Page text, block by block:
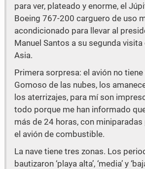
para ver, plateado y enorme, el
Boeing 767-200 carguero de uso
acondicionado para llevar al
Manuel Santos a su segunda
Asia.
Primera sorpresa: el avión no tiene
Gomoso de las nubes, los
los aterrizajes, para mí son
todo porque me han informado
más de 24 horas, con
el avión de combustible.
La nave tiene tres zonas. Los
bautizaron ‘playa alta’, ‘media’ y